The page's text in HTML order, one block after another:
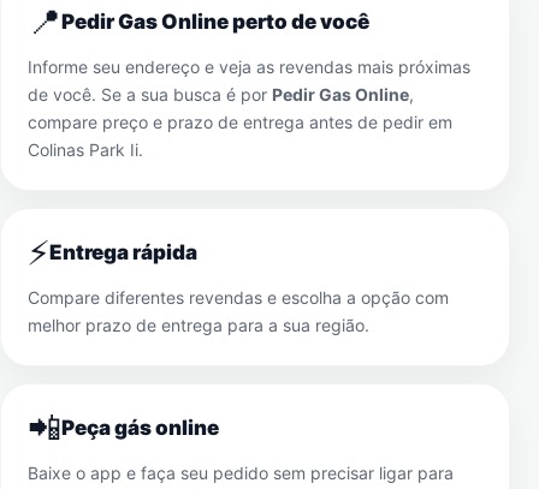
📍Pedir Gas Online perto de você
Informe seu endereço e veja as revendas mais próximas
de você. Se a sua busca é por Pedir Gas Online,
compare preço e prazo de entrega antes de pedir em
Colinas Park Ii.
⚡Entrega rápida
Compare diferentes revendas e escolha a opção com
melhor prazo de entrega para a sua região.
📲Peça gás online
Baixe o app e faça seu pedido sem precisar ligar para